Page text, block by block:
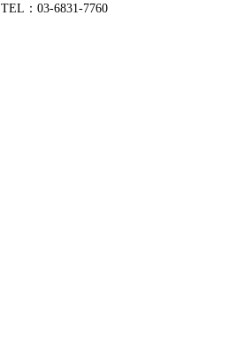
TEL：03-6831-7760